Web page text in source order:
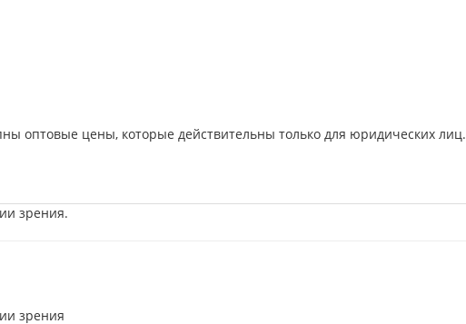
оптовые цены, которые действительны только для юридических лиц.
зрения.
зрения